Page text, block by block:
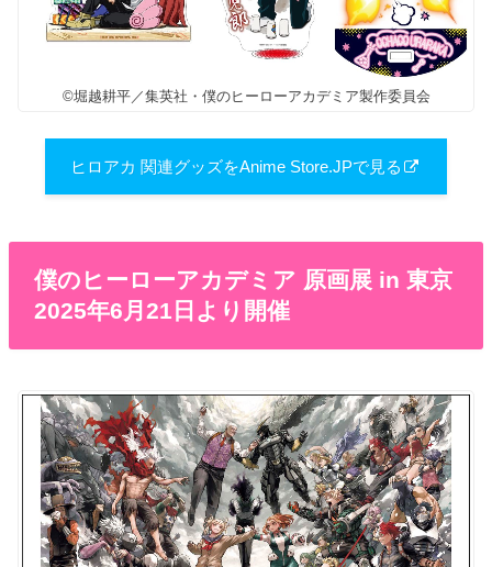
©堀越耕平／集英社・僕のヒーローアカデミア製作委員会
ヒロアカ 関連グッズをAnime Store.JPで見る
僕のヒーローアカデミア 原画展 in 東京
2025年6月21日より開催